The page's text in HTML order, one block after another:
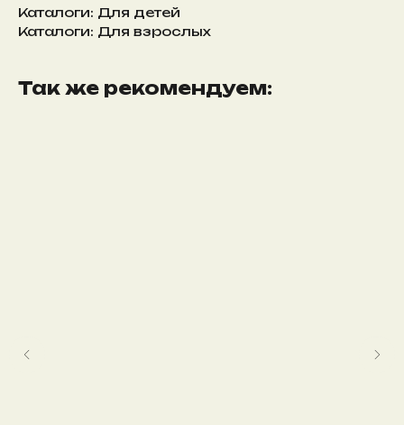
Каталоги: Для детей
Каталоги: Для взрослых
Так же рекомендуем: